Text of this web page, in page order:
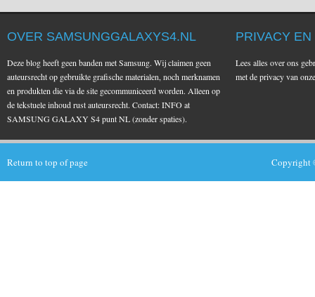
OVER SAMSUNGGALAXYS4.NL
Deze blog heeft geen banden met Samsung. Wij claimen geen
auteursrecht op gebruikte grafische materialen, noch merknamen
en produkten die via de site gecommuniceerd worden. Alleen op
de tekstuele inhoud rust auteursrecht. Contact: INFO at
SAMSUNG GALAXY S4 punt NL (zonder spaties).
PRIVACY
Lees alles over ons
met de privacy van
Return to top of page Copyright